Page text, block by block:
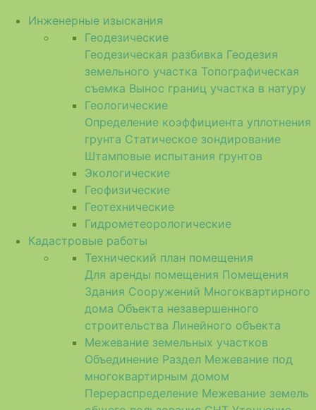
Инженерные изыскания
Геодезические
Геодезическая разбивка Геодезия
земельного участка Топографическая
съемка Вынос границ участка в натуру
Геологические
Определение коэффициента уплотнения
грунта Статическое зондирование
Штамповые испытания грунтов
Экологические
Геофизические
Геотехнические
Гидрометеорологические
Кадастровые работы
Технический план помещения
Для аренды помещения Помещения
Здания Сооружений Многоквартирного
дома Объекта незавершенного
строительства Линейного объекта
Межевание земельных участков
Объединение Раздел Межевание под
многоквартирным домом
Перераспределение Межевание земель